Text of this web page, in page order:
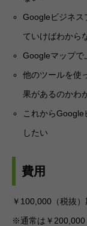
Googleビジネス
ていけばわから
Googleマップで
他のツールを使
果があるのかわ
これから
したい
費用
￥100,000（税抜
※通常は￥200,000